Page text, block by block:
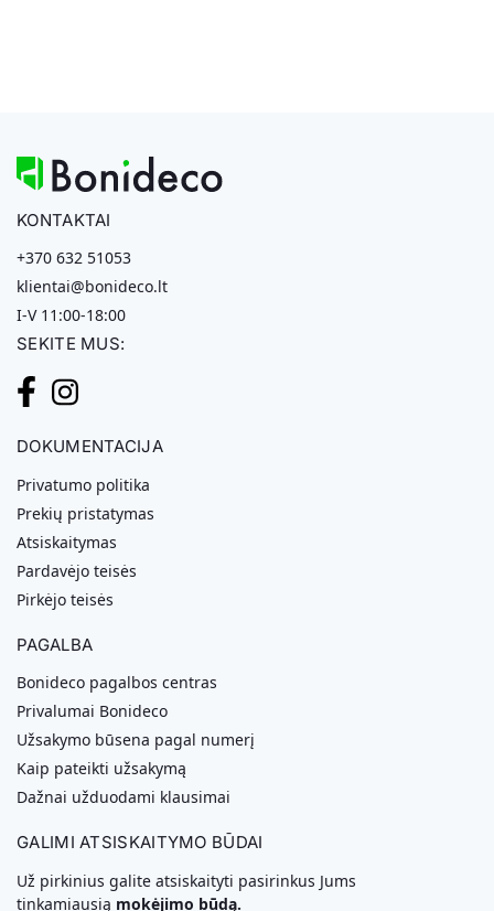
KONTAKTAI
+370 632 51053
klientai@bonideco.lt
I-V 11:00-18:00
SEKITE MUS:
DOKUMENTACIJA
Privatumo politika
Prekių pristatymas
Atsiskaitymas
Pardavėjo teisės
Pirkėjo teisės
PAGALBA
Bonideco pagalbos centras
Privalumai Bonideco
Užsakymo būsena pagal numerį
Kaip pateikti užsakymą
Dažnai užduodami klausimai
GALIMI ATSISKAITYMO BŪDAI
Už pirkinius galite atsiskaityti pasirinkus Jums
tinkamiausią mokėjimo būdą.